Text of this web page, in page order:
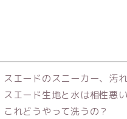
スエードのスニーカー、汚
スエード生地と水は相性悪
これどうやって洗うの？